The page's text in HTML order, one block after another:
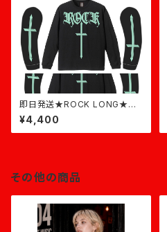
即日発送★ROCK LONG★黒
×ミント
¥4,400
その他の商品